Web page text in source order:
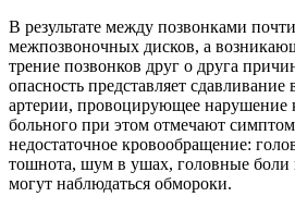
В результате между позвонками
межпозвоночных дисков, а
трение позвонков друг о друга
опасность представляет
артерии, провоцирующее нарушение
больного при этом отмечают
недостаточное кровообращение:
тошнота, шум в ушах, головные боли
могут наблюдаться обмороки.